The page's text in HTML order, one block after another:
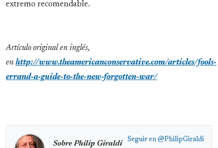
extremo recomendable.
Artículo original en inglés,
en http://www.theamericanconservative.com/articles/fools-
errand-a-guide-to-the-new-forgotten-war/
Seguir en @PhilipGiraldi
Sobre Philip Giraldi